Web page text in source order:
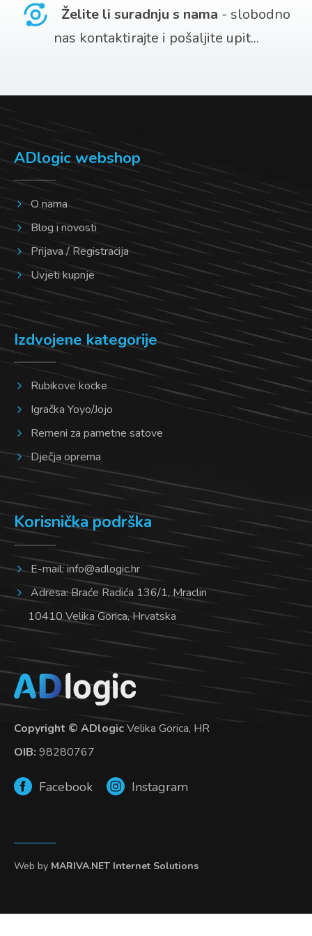
Opcije
se
proizvoda
Želite li suradnju s nama - slobodno
nas kontaktirajte i pošaljite upit...
ADlogic webshop
O nama
Blog i novosti
Prijava / Registracija
Uvjeti kupnje
Izdvojene kategorije
Rubikove kocke
Igračka Yoyo/Jojo
Remeni za pametne satove
Dječja oprema
Korisnička podrška
E-mail:info@adlogic.hr
Adresa: Braće Radića 136/1, Mraclin
10410 Velika Gorica, Hrvatska
Copyright © ADlogicVelika Gorica, HR
OIB: 98280767
Facebook Instagram
Web by MARIVA.NET Internet Solutions